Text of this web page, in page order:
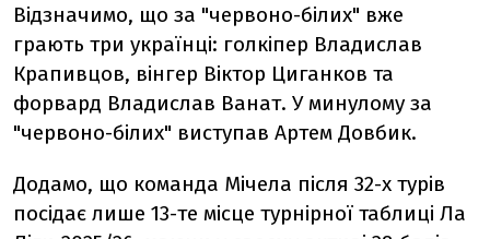
Відзначимо, що за "червоно-білих" вже
грають три українці: голкіпер Владислав
Крапивцов, вінгер Віктор Циганков та
форвард Владислав Ванат. У минулому за
"червоно-білих" виступав Артем Довбик.
Додамо, що команда Мічела після 32-х турів
посідає лише 13-те місце турнірної таблиці Ла